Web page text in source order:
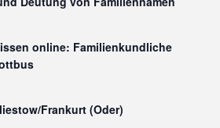
online: Familienkundliche
Frankurt (Oder)